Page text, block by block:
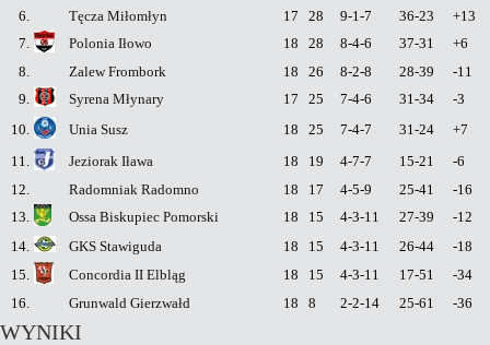
6.
Tęcza Miłomłyn 17 28 9-1-7 36-23
+13
7.
Polonia Iłowo 18 28 8-4-6 37-31
+6
8.
Zalew Frombork 18 26 8-2-8 28-39
-11
9.
Syrena Młynary 17 25 7-4-6 31-34
-3
10.
Unia Susz 18 25 7-4-7 31-24
+7
11.
Jeziorak Iława 18 19 4-7-7 15-21
-6
12.
Radomniak Radomno 18 17 4-5-9 25-41
-16
13.
Ossa Biskupiec Pomorski 18 15 4-3-11 27-39
-12
14.
GKS Stawiguda 18 15 4-3-11 26-44
-18
15.
Concordia II Elbląg 18 15 4-3-11 17-51
-34
16.
Grunwald Gierzwałd 18 8 2-2-14 25-61 -36
WYNIKI